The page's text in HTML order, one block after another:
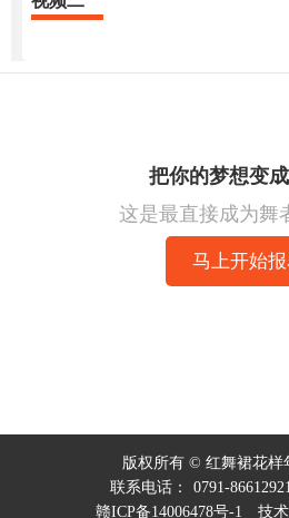
我们将会电话
版权所有 © 红舞裙花样
联系电话：
0791-
赣ICP备14006478号-1
技